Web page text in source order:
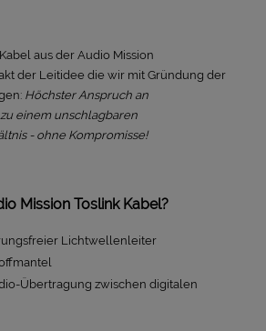
aus der Audio Mission
der Leitidee die wir mit Gründung der
Höchster Anspruch an
einem unschlagbaren
- ohne Kompromisse!
Mission Toslink Kabel?
Lichtwellenleiter
Übertragung zwischen digitalen